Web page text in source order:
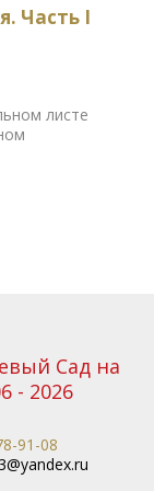
Часть I
листе
Сад на
- 2026
91-08